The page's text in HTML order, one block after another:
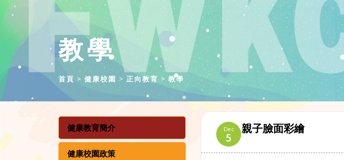
教學
首頁 健康校園 正向教育 教學
健康教育簡介
健康校園政策
Dec
5
親子臉面彩繪